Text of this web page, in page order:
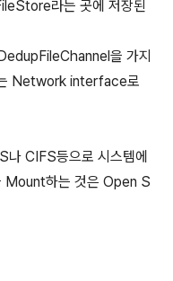
라는 곳에 저장된
을 가지
는 Network interface로
CIFS등으로 시스템에
Mount하는 것은 Open S